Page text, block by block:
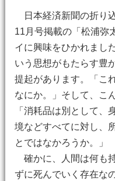
日本経済新聞の折り
11月号掲載の「松浦弥
イに興味をひかれまし
いう思想がもたらす豊
提起があります。「こ
なにか。」そして、こ
「消耗品は別として、
境などすべてに対し、
とではなかろうか。」
確かに、人間は何も
ずに死んでいく存在な